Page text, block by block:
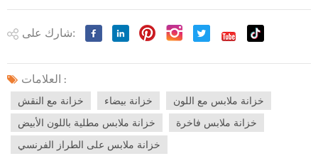
شارك على:
العلامات :
خزانة مع النقش خزانة بيضاء
خزانة ملابس مع اللون
خزانة ملابس مطلية باللون الأبيض
خزانة ملابس فاخرة
خزانة ملابس على الطراز الفرنسي